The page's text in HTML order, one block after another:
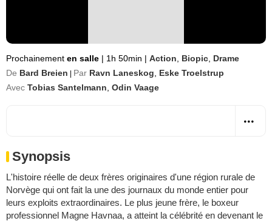
Prochainement en salle | 1h 50min | Action Biopic Drame
De Bard Breien Par Ravn Laneskog
Eske Troelstrup
Avec Tobias Santelmann Odin Vaage
Synopsis
L'histoire réelle de deux frères originaires d'une région rurale de
Norvège qui ont fait la une des journaux du monde entier pour
leurs exploits extraordinaires. Le plus jeune frère, le boxeur
professionnel Magne Havnaa, a atteint la célébrité en devenant le